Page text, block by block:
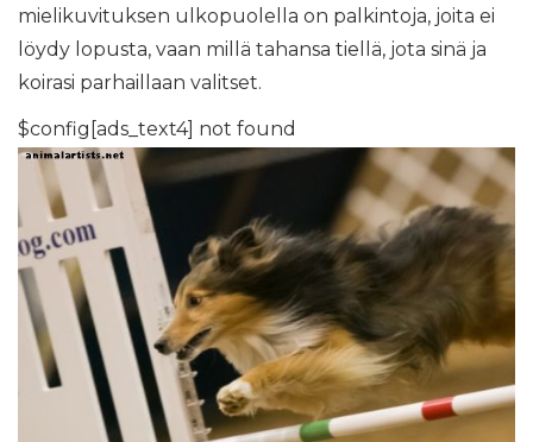
mielikuvituksen ulkopuolella on palkintoja, joita ei
löydy lopusta, vaan millä tahansa tiellä, jota sinä ja
koirasi parhaillaan valitset.
$config[ads_text4] not found